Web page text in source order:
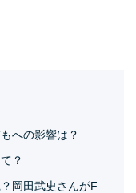
への影響は？
？
岡田武史さんがF